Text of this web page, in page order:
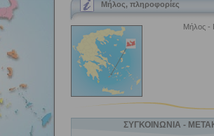
Μήλος, πληροφορίες
Μήλος -
ΣΥΓΚΟΙΝΩΝΙΑ -